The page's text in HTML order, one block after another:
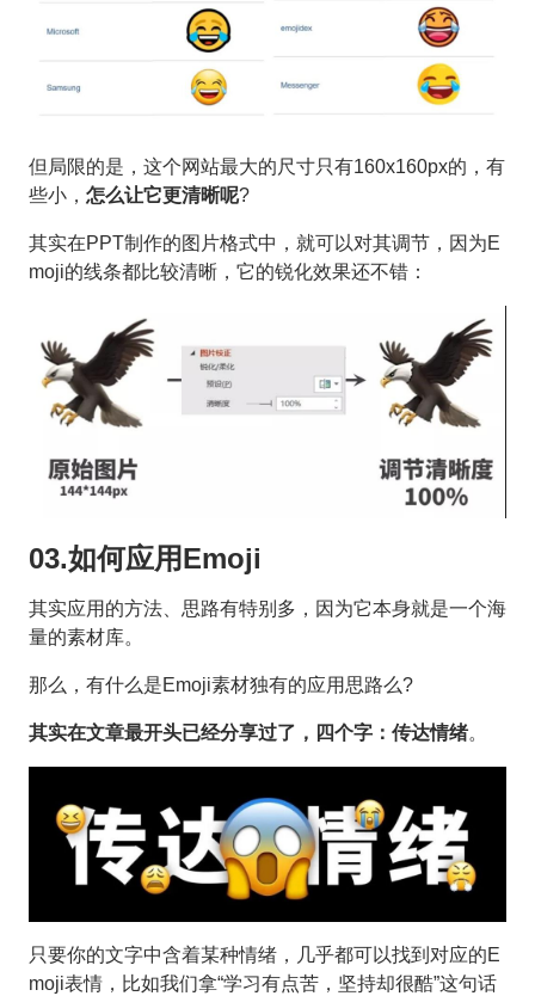
但局限的是，这个网站最大的尺寸只有160x160px的，有
些小， 怎么让它更清晰呢?
其实在PPT制作的图片格式中，就可以对其调节，因为E
moji的线条都比较清晰，它的锐化效果还不错：
03.如何应用Emoji
其实应用的方法、思路有特别多，因为它本身就是一个海
量的素材库。
那么，有什么是Emoji素材独有的应用思路么?
其实在文章最开头已经分享过了，四个字：传达情绪。
只要你的文字中含着某种情绪，几乎都可以找到对应的E
moji表情，比如我们拿“学习有点苦，坚持却很酷”这句话